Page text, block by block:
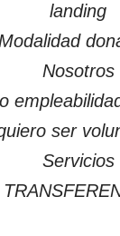
landing
Modalidad
Nosotros
ser
Servicios